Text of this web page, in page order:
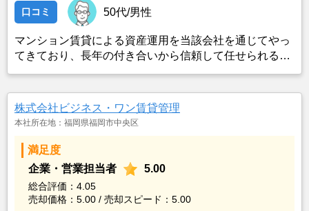
口コミ 50代/男性
マンション賃貸による資産運用を当該会社を通じてやっ
てきており、長年の付き合いから信頼して任せられると
株式会社ビジネス・ワン賃貸管理
本社所在地：福岡県福岡市中央区
満足度
企業・営業担当者
5.00
総合評価：4.05
売却価格：5.00 / 売却スピード：5.00